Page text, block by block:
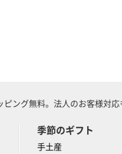
ング無料。法人のお客様対
季節のギフト
手土産